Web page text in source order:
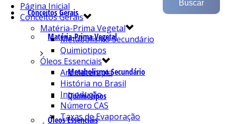
Conceitos Gerais
Matéria-Prima Vegetal
Metabolismo Secundário
Quimiotipos
Óleos Essenciais
Página Inicial
Conceitos Gerais
Matéria-Prima Vegetal
Metabolismo Secundário
Quimiotipos
Óleos Essenciais
Aromaterapia
História no Brasil
Introdução
Número CAS
Taxas de Evaporação